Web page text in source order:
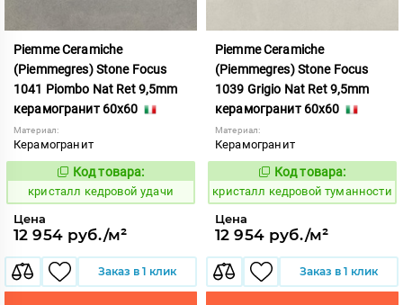
Piemme Ceramiche
(Piemmegres) Stone Focus
1041 Piombo Nat Ret 9,5mm
керамогранит 60x60
Материал:
Керамогранит
817360
Код товара:
кристалл кедровой удачи
Цена
12 954 руб./м²
Заказ в 1 клик
Piemme Ceramiche
(Piemmegres) Stone Focus
1039 Grigio Nat Ret 9,5mm
керамогранит 60x60
Материал:
Керамогранит
817359
Код товара:
кристалл кедровой туманности
Цена
12 954 руб./м²
Заказ в 1 клик